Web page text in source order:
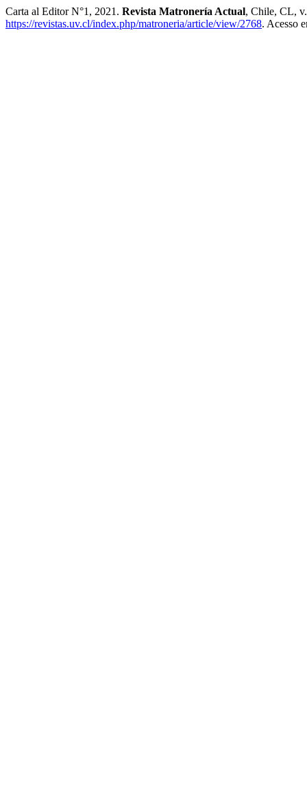
Carta al Editor N°1, 2021. Revista Matronería Actual, Chile, CL,
https://revistas.uv.cl/index.php/matroneria/article/view/2768. Acesso